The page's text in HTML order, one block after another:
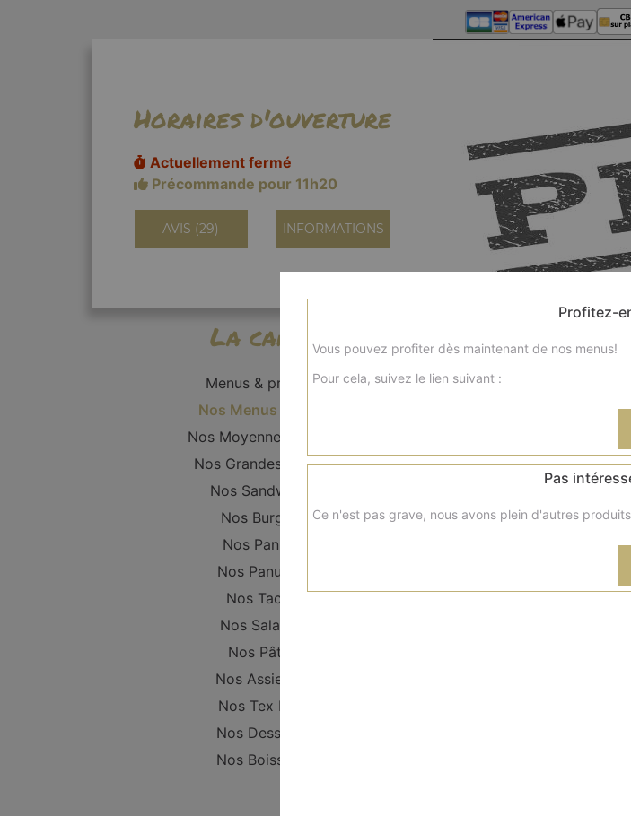
Horaires d'ouverture
Actuellement fermé
Précommande pour 11h20
AVIS (29) INFORMATIONS
La carte
Menus & promos
Nos Menus Enfant
Nos Moyennes Pizzas
Nos Grandes Pizzas
Nos Sandwichs
Nos Burgers
Nos Paninis
Nos Panuzzo
Nos Tacos
Nos Salades
Nos Pâtes
Nos Assiettes
Nos Tex Mex
Nos Desserts
Nos Boissons
Menu enfant cheese
Menu enfant nuggets
Profitez-
Vous pouvez profiter dès maintenant de nos menus!
Pour cela, suivez le lien suivant :
Pas
Ce n'est pas grave, nous avons plein d'autres